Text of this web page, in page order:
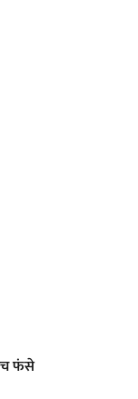
फंसे